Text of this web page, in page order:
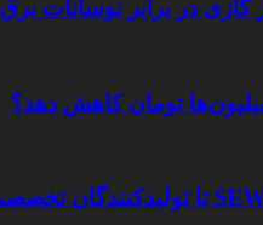
گازی در برابر نوسانات برق
تومان کاهش دهد؟